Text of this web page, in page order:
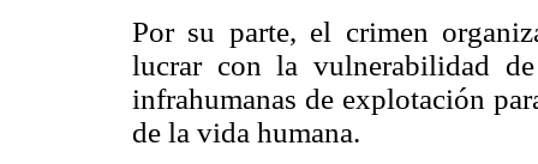
Por su parte, el crimen
lucrar con la vulnerabilidad
infrahumanas de explotación
de la vida humana.